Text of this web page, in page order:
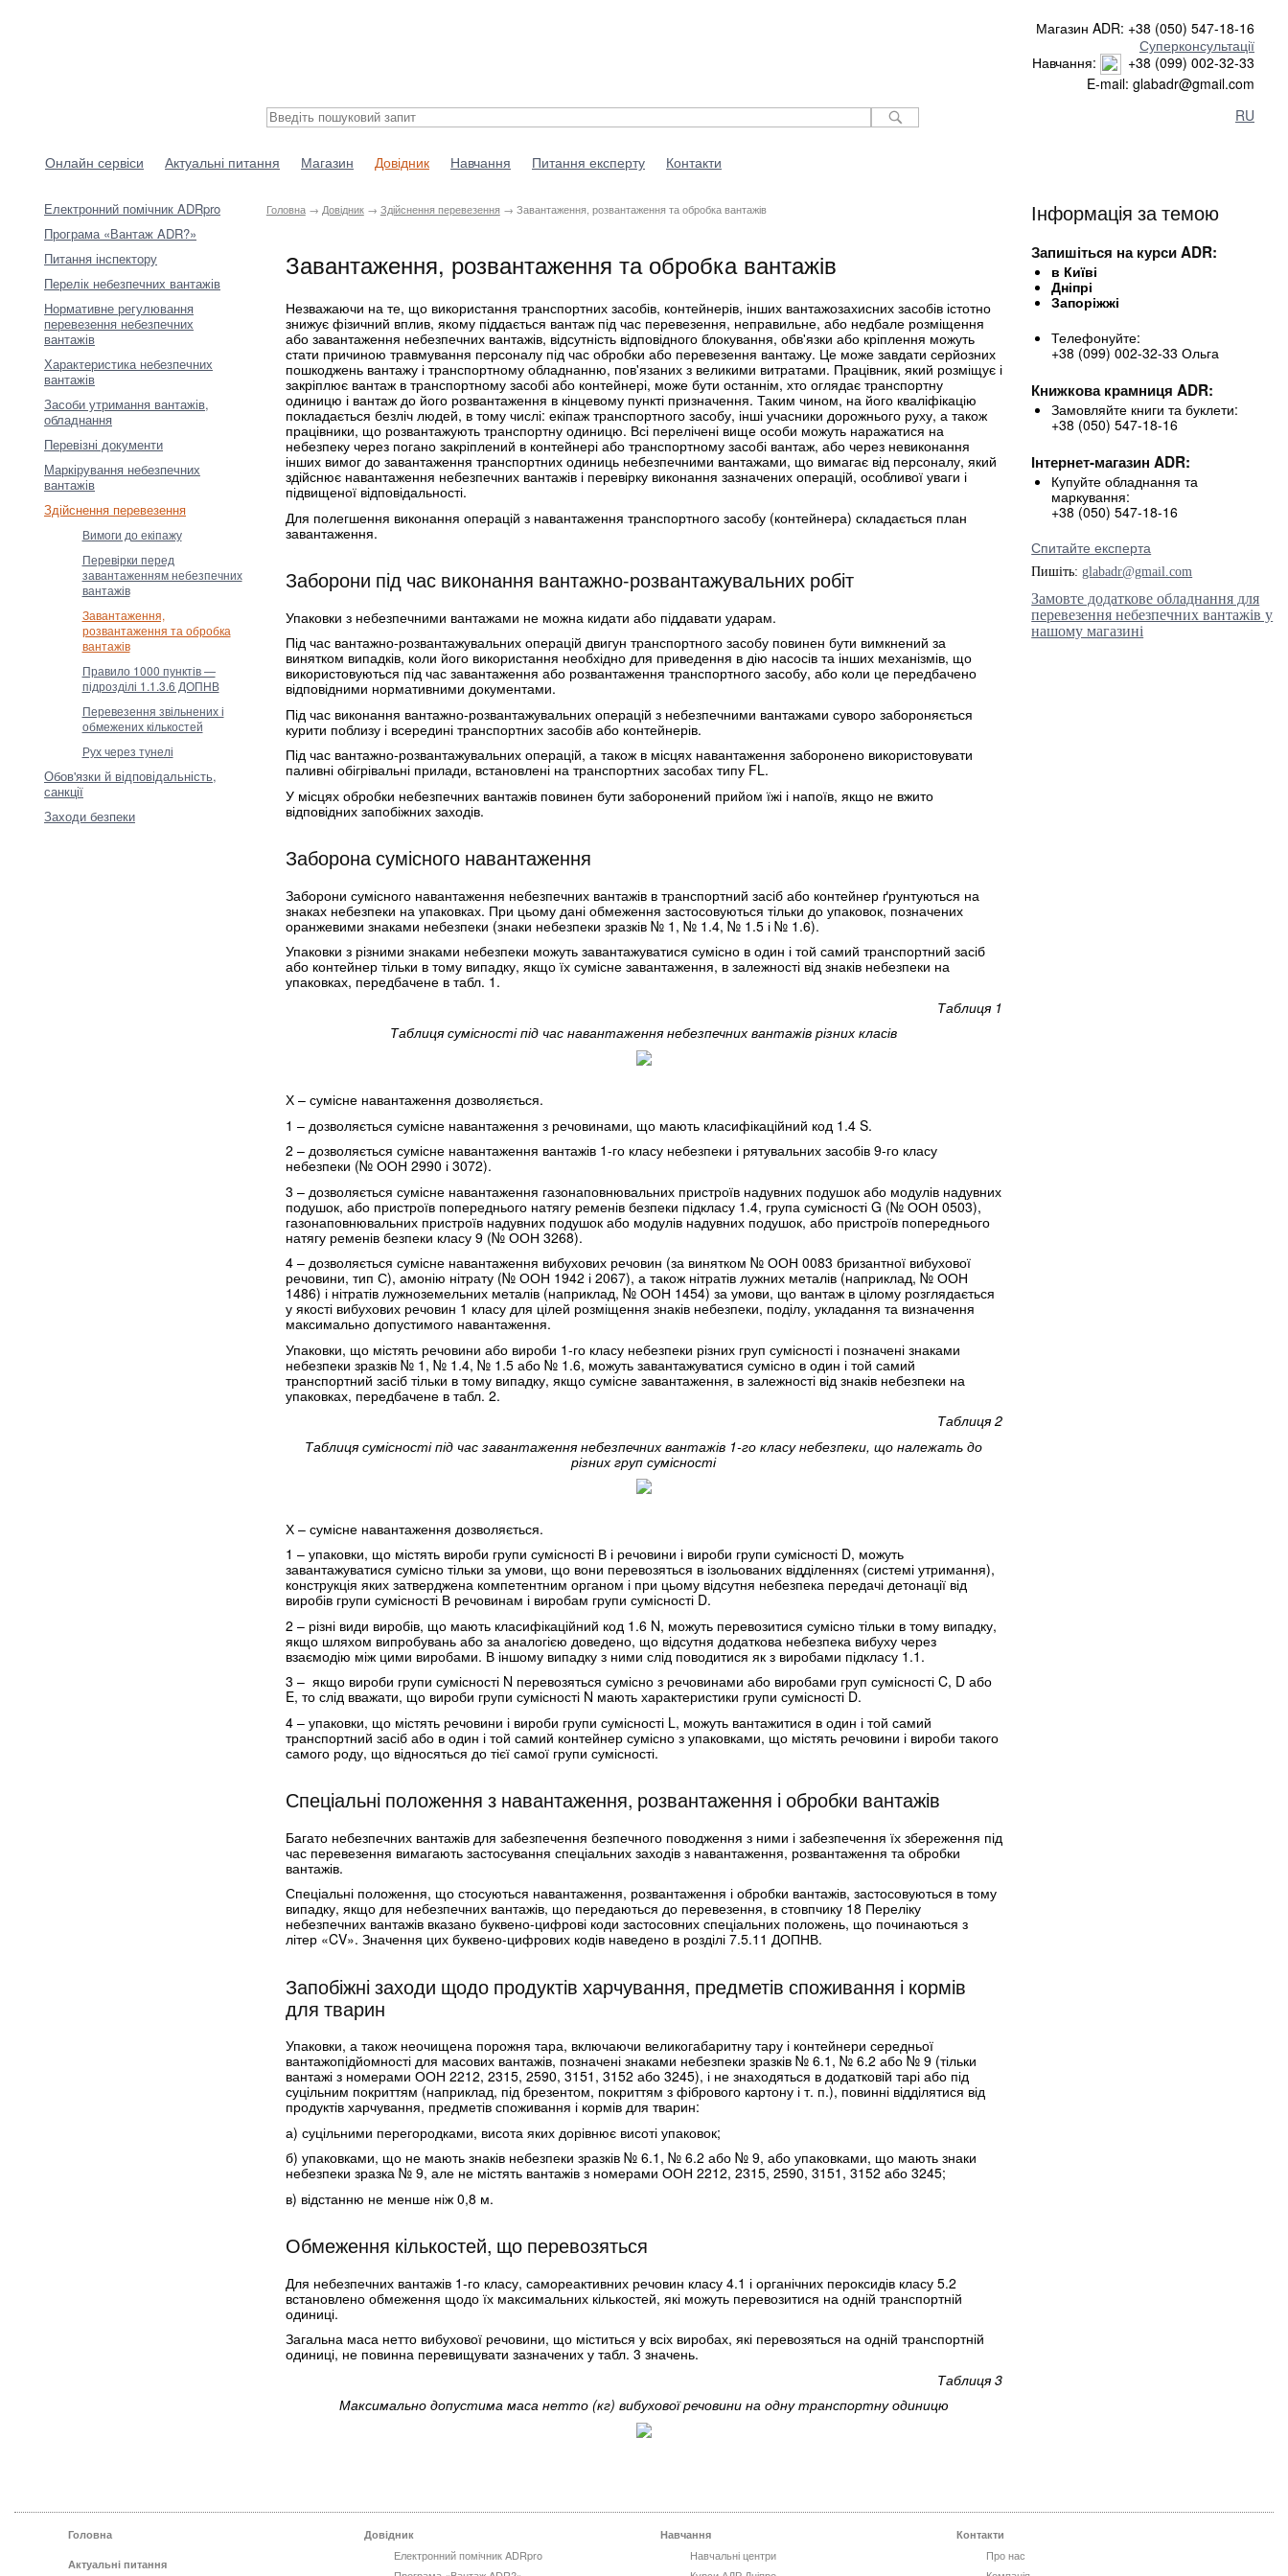
Магазин ADR: +38 (050) 547-18-16
Суперконсультації
Навчання:
+38 (099) 002-32-33
E-mail: glabadr@gmail.com
RU
Онлайн сервіси Актуальні питання Магазин Довідник Навчання Питання експерту Контакти
Електронний помічник ADRpro
Програма «Вантаж ADR?»
Питання інспектору
Перелік небезпечних вантажів
Нормативне регулювання
перевезення небезпечних
вантажів
Характеристика небезпечних
вантажів
Засоби утримання вантажів,
обладнання
Перевізні документи
Маркірування небезпечних
вантажів
Здійснення перевезення
Вимоги до екіпажу
Перевірки перед
завантаженням небезпечних
вантажів
Завантаження,
розвантаження та обробка
вантажів
Правило 1000 пунктів —
підрозділі 1.1.3.6 ДОПНВ
Перевезення звільнених і
обмежених кількостей
Рух через тунелі
Обов'язки й відповідальність,
санкції
Заходи безпеки
Головна→ Довідник→ Здійснення перевезення→ Завантаження, розвантаження та обробка вантажів
Завантаження, розвантаження та обробка вантажів
Незважаючи на те, що використання транспортних засобів, контейнерів, інших вантажозахисних засобів істотно
знижує фізичний вплив, якому піддається вантаж під час перевезення, неправильне, або недбале розміщення
або завантаження небезпечних вантажів, відсутність відповідного блокування, обв'язки або кріплення можуть
стати причиною травмування персоналу під час обробки або перевезення вантажу. Це може завдати серйозних
пошкоджень вантажу і транспортному обладнанню, пов'язаних з великими витратами. Працівник, який розміщує і
закріплює вантаж в транспортному засобі або контейнері, може бути останнім, хто оглядає транспортну
одиницю і вантаж до його розвантаження в кінцевому пункті призначення. Таким чином, на його кваліфікацію
покладається безліч людей, в тому числі: екіпаж транспортного засобу, інші учасники дорожнього руху, а також
працівники, що розвантажують транспортну одиницю. Всі перелічені вище особи можуть наражатися на
небезпеку через погано закріплений в контейнері або транспортному засобі вантаж, або через невиконання
інших вимог до завантаження транспортних одиниць небезпечними вантажами, що вимагає від персоналу, який
здійснює навантаження небезпечних вантажів і перевірку виконання зазначених операцій, особливої уваги і
підвищеної відповідальності.
Для полегшення виконання операцій з навантаження транспортного засобу (контейнера) складається план
завантаження.
Заборони під час виконання вантажно-розвантажувальних робіт
Упаковки з небезпечними вантажами не можна кидати або піддавати ударам.
Під час вантажно-розвантажувальних операцій двигун транспортного засобу повинен бути вимкнений за
винятком випадків, коли його використання необхідно для приведення в дію насосів та інших механізмів, що
використовуються під час завантаження або розвантаження транспортного засобу, або коли це передбачено
відповідними нормативними документами.
Під час виконання вантажно-розвантажувальних операцій з небезпечними вантажами суворо забороняється
курити поблизу і всередині транспортних засобів або контейнерів.
Під час вантажно-розвантажувальних операцій, а також в місцях навантаження заборонено використовувати
паливні обігрівальні прилади, встановлені на транспортних засобах типу FL.
У місцях обробки небезпечних вантажів повинен бути заборонений прийом їжі і напоїв, якщо не вжито
відповідних запобіжних заходів.
Заборона сумісного навантаження
Заборони сумісного навантаження небезпечних вантажів в транспортний засіб або контейнер ґрунтуються на
знаках небезпеки на упаковках. При цьому дані обмеження застосовуються тільки до упаковок, позначених
оранжевими знаками небезпеки (знаки небезпеки зразків № 1, № 1.4, № 1.5 і № 1.6).
Упаковки з різними знаками небезпеки можуть завантажуватися сумісно в один і той самий транспортний засіб
або контейнер тільки в тому випадку, якщо їх сумісне завантаження, в залежності від знаків небезпеки на
упаковках, передбачене в табл. 1.
Таблиця 1
Таблиця сумісності під час навантаження небезпечних вантажів різних класів
Х – сумісне навантаження дозволяється.
1 – дозволяється сумісне навантаження з речовинами, що мають класифікаційний код 1.4 S.
2 – дозволяється сумісне навантаження вантажів 1-го класу небезпеки і рятувальних засобів 9-го класу
небезпеки (№ ООН 2990 і 3072).
3 – дозволяється сумісне навантаження газонаповнювальних пристроїв надувних подушок або модулів надувних
подушок, або пристроїв попереднього натягу ременів безпеки підкласу 1.4, група сумісності G (№ ООН 0503),
газонаповнювальних пристроїв надувних подушок або модулів надувних подушок, або пристроїв попереднього
натягу ременів безпеки класу 9 (№ ООН 3268).
4 – дозволяється сумісне навантаження вибухових речовин (за винятком № ООН 0083 бризантної вибухової
речовини, тип С), амонію нітрату (№ ООН 1942 і 2067), а також нітратів лужних металів (наприклад, № ООН
1486) і нітратів лужноземельних металів (наприклад, № ООН 1454) за умови, що вантаж в цілому розглядається
у якості вибухових речовин 1 класу для цілей розміщення знаків небезпеки, поділу, укладання та визначення
максимально допустимого навантаження.
Упаковки, що містять речовини або вироби 1-го класу небезпеки різних груп сумісності і позначені знаками
небезпеки зразків № 1, № 1.4, № 1.5 або № 1.6, можуть завантажуватися сумісно в один і той самий
транспортний засіб тільки в тому випадку, якщо сумісне завантаження, в залежності від знаків небезпеки на
упаковках, передбачене в табл. 2.
Таблиця 2
Таблиця сумісності під час завантаження небезпечних вантажів 1-го класу небезпеки, що належать до
різних груп сумісності
Х – сумісне навантаження дозволяється.
1 – упаковки, що містять вироби групи сумісності В і речовини і вироби групи сумісності D, можуть
завантажуватися сумісно тільки за умови, що вони перевозяться в ізольованих відділеннях (системі утримання),
конструкція яких затверджена компетентним органом і при цьому відсутня небезпека передачі детонації від
виробів групи сумісності В речовинам і виробам групи сумісності D.
2 – різні види виробів, що мають класифікаційний код 1.6 N, можуть перевозитися сумісно тільки в тому випадку,
якщо шляхом випробувань або за аналогією доведено, що відсутня додаткова небезпека вибуху через
взаємодію між цими виробами. В іншому випадку з ними слід поводитися як з виробами підкласу 1.1.
3 – якщо вироби групи сумісності N перевозяться сумісно з речовинами або виробами груп сумісності C, D або
E, то слід вважати, що вироби групи сумісності N мають характеристики групи сумісності D.
4 – упаковки, що містять речовини і вироби групи сумісності L, можуть вантажитися в один і той самий
транспортний засіб або в один і той самий контейнер сумісно з упаковками, що містять речовини і вироби такого
самого роду, що відносяться до тієї самої групи сумісності.
Спеціальні положення з навантаження, розвантаження і обробки вантажів
Багато небезпечних вантажів для забезпечення безпечного поводження з ними і забезпечення їх збереження під
час перевезення вимагають застосування спеціальних заходів з навантаження, розвантаження та обробки
вантажів.
Спеціальні положення, що стосуються навантаження, розвантаження і обробки вантажів, застосовуються в тому
випадку, якщо для небезпечних вантажів, що передаються до перевезення, в стовпчику 18 Переліку
небезпечних вантажів вказано буквено-цифрові коди застосовних спеціальних положень, що починаються з
літер «CV». Значення цих буквено-цифрових кодів наведено в розділі 7.5.11 ДОПНВ.
Запобіжні заходи щодо продуктів харчування, предметів споживання і кормів
для тварин
Упаковки, а також неочищена порожня тара, включаючи великогабаритну тару і контейнери середньої
вантажопідйомності для масових вантажів, позначені знаками небезпеки зразків № 6.1, № 6.2 або № 9 (тільки
вантажі з номерами ООН 2212, 2315, 2590, 3151, 3152 або 3245), і не знаходяться в додатковій тарі або під
суцільним покриттям (наприклад, під брезентом, покриттям з фібрового картону і т. п.), повинні відділятися від
продуктів харчування, предметів споживання і кормів для тварин:
а) суцільними перегородками, висота яких дорівнює висоті упаковок;
б) упаковками, що не мають знаків небезпеки зразків № 6.1, № 6.2 або № 9, або упаковками, що мають знаки
небезпеки зразка № 9, але не містять вантажів з номерами ООН 2212, 2315, 2590, 3151, 3152 або 3245;
в) відстанню не менше ніж 0,8 м.
Обмеження кількостей, що перевозяться
Для небезпечних вантажів 1-го класу, самореактивних речовин класу 4.1 і органічних пероксидів класу 5.2
встановлено обмеження щодо їх максимальних кількостей, які можуть перевозитися на одній транспортній
одиниці.
Загальна маса нетто вибухової речовини, що міститься у всіх виробах, які перевозяться на одній транспортній
одиниці, не повинна перевищувати зазначених у табл. 3 значень.
Таблиця 3
Максимально допустима маса нетто (кг) вибухової речовини на одну транспортну одиницю
Інформація за темою
Запишіться на курси ADR:
в Київі
Дніпрі
Запоріжжі
Телефонуйте:
+38 (099) 002-32-33 Ольга
Книжкова крамниця ADR:
Замовляйте книги та буклети:
+38 (050) 547-18-16
Інтернет-магазин ADR:
Купуйте обладнання та
маркування:
+38 (050) 547-18-16
Спитайте експерта
Пишіть:glabadr@gmail.com
Замовте додаткове обладнання для
перевезення небезпечних вантажів у
нашому магазині
Головна
Актуальні питання
Довідник
Електронний помічник ADRpro
Навчання
Навчальні центри
Контакти
Про нас